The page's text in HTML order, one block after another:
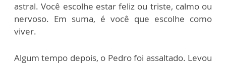
astral. Você escolhe estar feliz ou triste, calmo ou
nervoso. Em suma, é você que escolhe como
viver.
Algum tempo depois, o Pedro foi assaltado. Levou